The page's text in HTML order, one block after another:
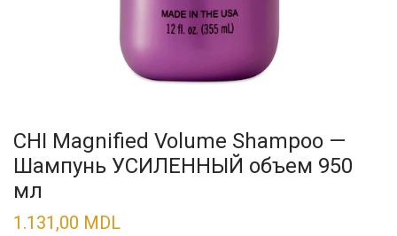
CHI Magnified Volume Shampoo —
Шампунь УСИЛЕННЫЙ объем 950
мл
1.131,00 MDL